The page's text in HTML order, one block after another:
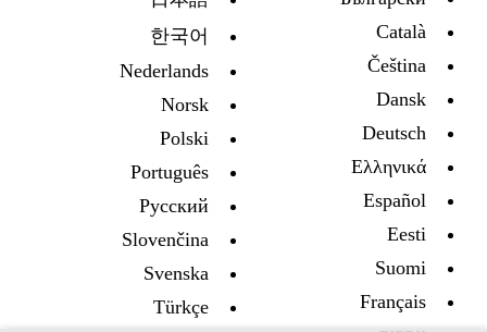
Català
Čeština
Dansk
Deutsch
Ελληνικά
Español
Eesti
Suomi
Français
한국어
Nederlands
Norsk
Polski
Português
Русский
Slovenčina
Svenska
Türkçe